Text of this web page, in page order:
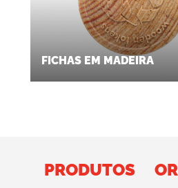
FICHAS EM MADEIRA
PRODUTOS